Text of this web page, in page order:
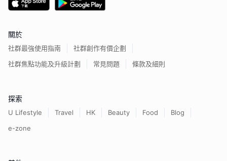
關於
社群最強使用指南
社群創作有價企劃
社群焦點功能及升級計劃
常見問題 條款及細則
探索
U Lifestyle Travel HK Beauty Food
Blog
e-zone